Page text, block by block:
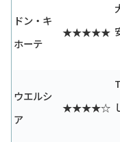
ドン・キ
ホーテ
★★★★★
ウエルシ
ア
★★★★☆